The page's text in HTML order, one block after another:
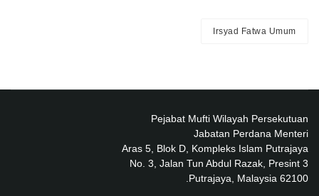
Irsyad Fatwa Umum
Pejabat Mufti Wilayah Persekutuan
Jabatan Perdana Menteri
Aras 5, Blok D, Kompleks Islam Putrajaya
No. 3, Jalan Tun Abdul Razak, Presint 3
62100 Putrajaya, Malaysia.